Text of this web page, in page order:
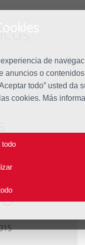
de
anuncios o contenidos
todo” usted da
cookies. Más
todo
los